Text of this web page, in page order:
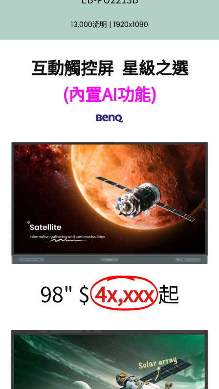
13,000流明 | 1920х1080
互動觸控屏 星級之選
(內置AI功能)
98" $ 4x,xxx起